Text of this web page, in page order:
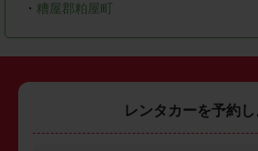
・ 糟屋郡粕屋町
レンタカーを予約し